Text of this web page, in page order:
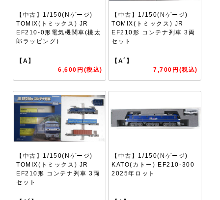
【中古】1/150(Nゲージ)
TOMIX(トミックス) JR
EF210-0形電気機関車(桃太
郎ラッピング)
【A】
6,600円(税込)
【中古】1/150(Nゲージ)
TOMIX(トミックス) JR
EF210形 コンテナ列車 3両
セット
【A´】
7,700円(税込)
【中古】1/150(Nゲージ)
TOMIX(トミックス) JR
EF210形 コンテナ列車 3両
セット
【中古】1/150(Nゲージ)
KATO(カトー) EF210-300
2025年ロット